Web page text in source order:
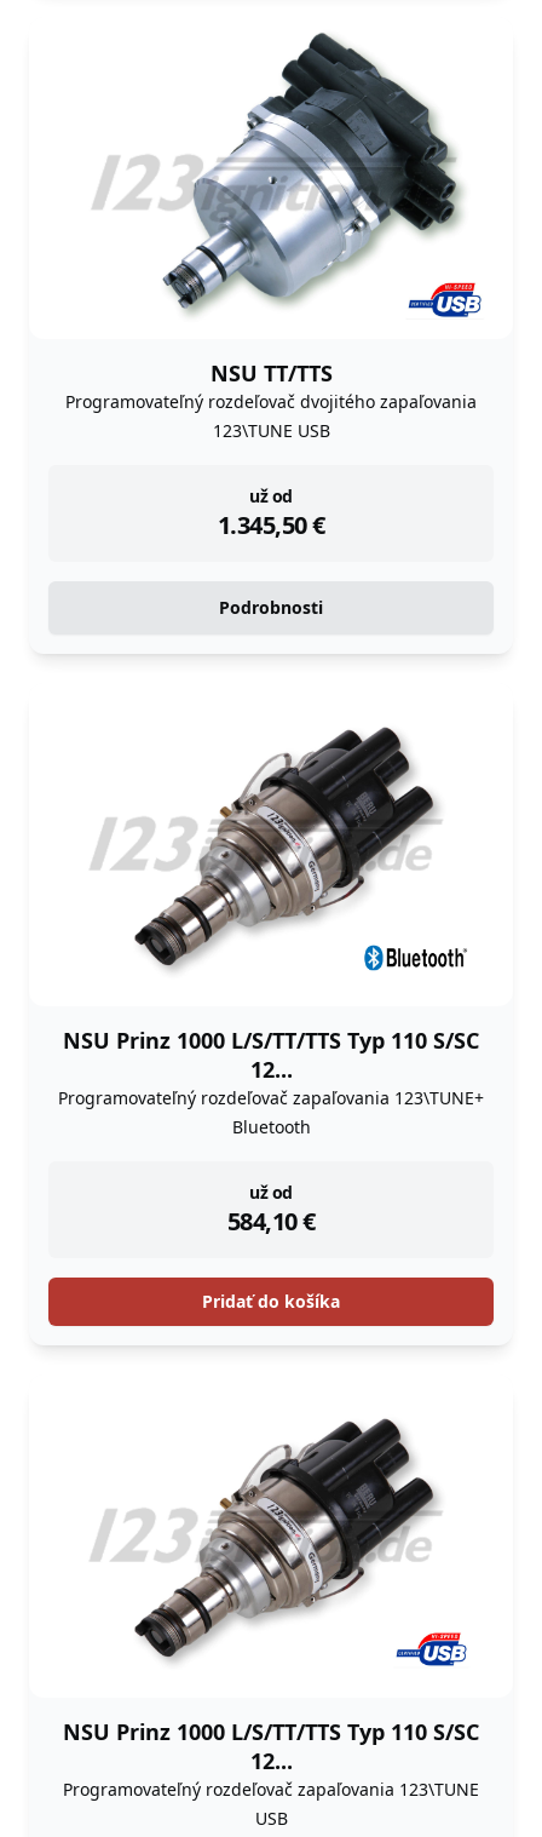
NSU TT/TTS
Programovateľný rozdeľovač dvojitého zapaľovania
123\TUNE USB
už od
1.345,50€
instock
Podrobnosti
NSU Prinz 1000 L/S/TT/TTS Typ 110 S/SC
12...
Programovateľný rozdeľovač zapaľovania 123\TUNE+
Bluetooth
už od
584,10€
instock
Pridať do košíka
NSU Prinz 1000 L/S/TT/TTS Typ 110 S/SC
12...
Programovateľný rozdeľovač zapaľovania 123\TUNE
USB